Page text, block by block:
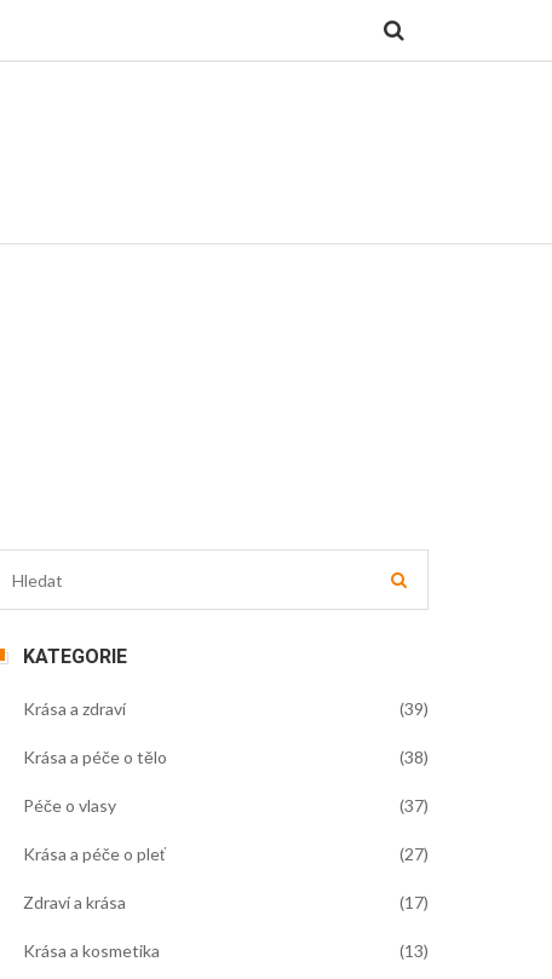
KATEGORIE
Krása a zdraví (39)
Krása a péče o tělo (38)
Péče o vlasy (37)
Krása a péče o pleť (27)
Zdraví a krása (17)
Krása a kosmetika (13)